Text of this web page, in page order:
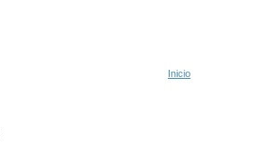
Inicio